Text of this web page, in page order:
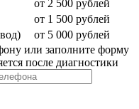
от 2 500 рублей
от 1 500 рублей
от 5 000 рублей
или заполните форму
после диагностики